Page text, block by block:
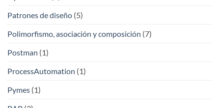
Patrones de diseño (5)
Polimorfismo, asociación y composición (7)
Postman (1)
ProcessAutomation (1)
Pymes (1)